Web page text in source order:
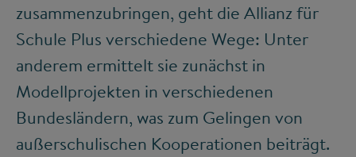
zusammenzubringen, geht die Allianz für
Schule Plus verschiedene Wege: Unter
anderem ermittelt sie zunächst in
Modellprojekten in verschiedenen
Bundesländern, was zum Gelingen von
außerschulischen Kooperationen beiträgt.